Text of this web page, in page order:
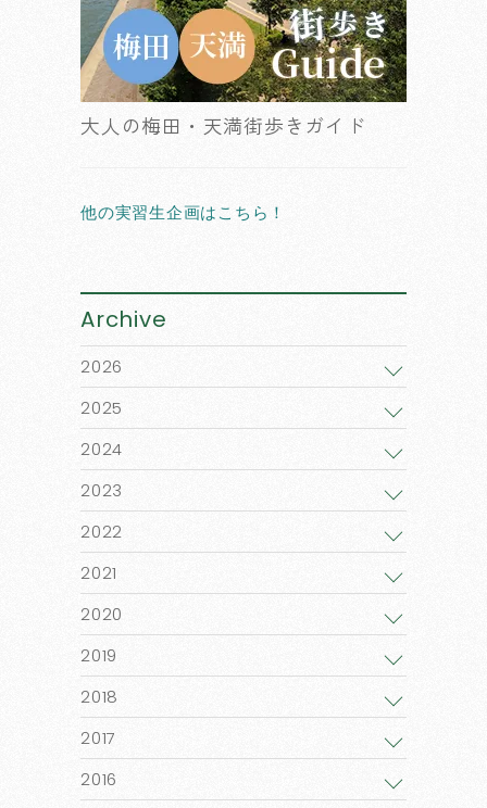
大人の梅田・天満街歩きガイド
他の実習生企画はこちら！
Archive
2026
2025
2024
2023
2022
2021
2020
2019
2018
2017
2016